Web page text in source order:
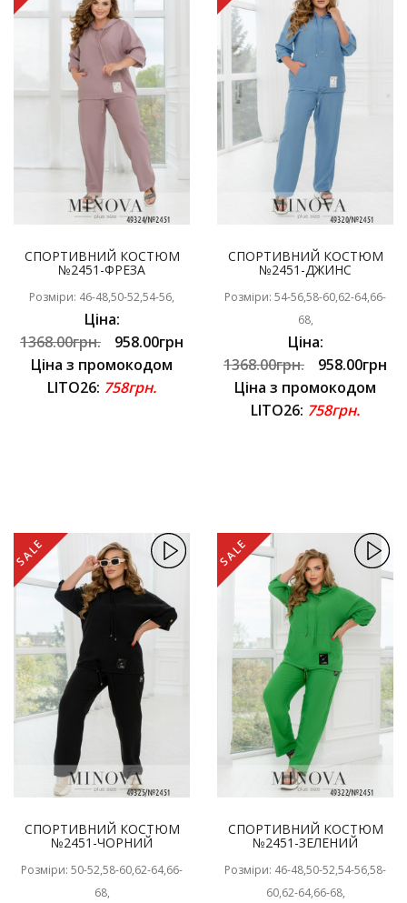
СПОРТИВНИЙ КОСТЮМ
№2451-ФРЕЗА
Розміри: 46-48,50-52,54-56,
Ціна:
1368.00грн.
958.00грн
Ціна з промокодом
LITO26: 758грн.
СПОРТИВНИЙ КОСТЮМ
№2451-ДЖИНС
Розміри: 54-56,58-60,62-64,66-
68,
Ціна:
1368.00грн.
958.00грн
Ціна з промокодом
LITO26: 758грн.
SALE
СПОРТИВНИЙ КОСТЮМ
№2451-ЧОРНИЙ
Розміри: 50-52,58-60,62-64,66-
68,
SALE
СПОРТИВНИЙ КОСТЮМ
№2451-ЗЕЛЕНИЙ
Розміри: 46-48,50-52,54-56,58-
60,62-64,66-68,